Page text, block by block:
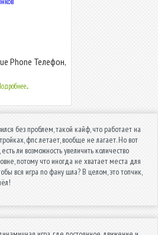
Phone Телефон,
без проблем, такой кайф, что работает на
фпс летает, вообще не лагает. Но вот
ли возможность увеличить количество
потому что иногда не хватает места для
вся игра по фану шла? В целом, это топчик,